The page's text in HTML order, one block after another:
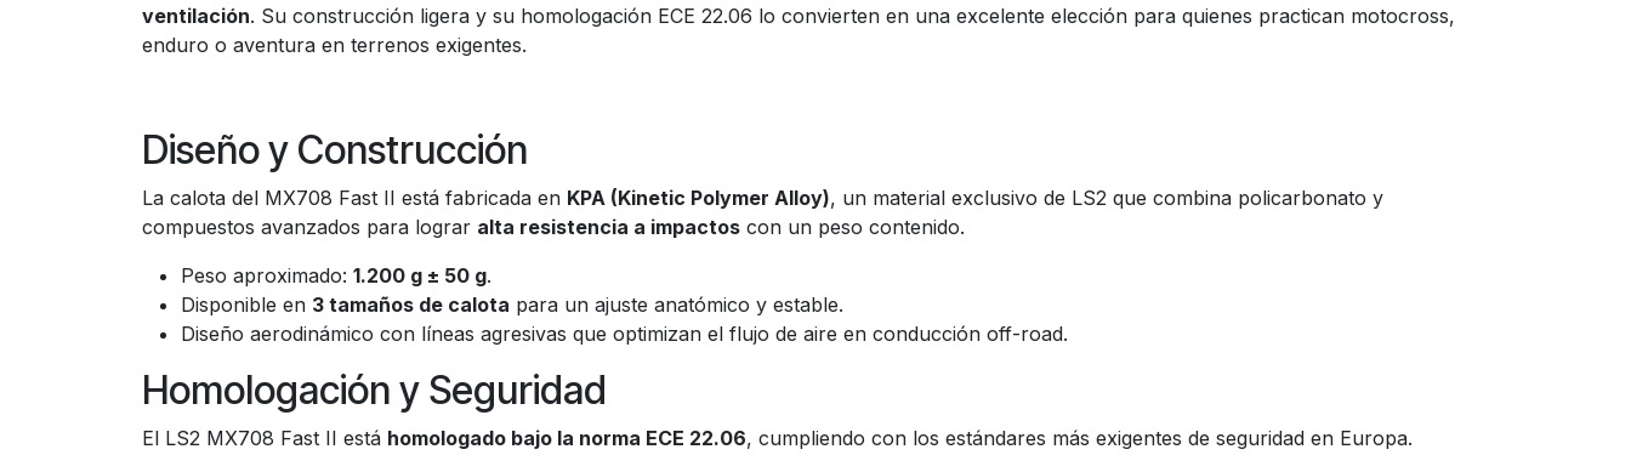
ventilación. Su construcción ligera y su homologación ECE 22.06 lo convierten en una excelente elección para quienes practican motocross,
enduro o aventura en terrenos exigentes.
Diseño y Construcción
La calota del MX708 Fast II está fabricada en KPA (Kinetic Polymer Alloy), un material exclusivo de LS2 que combina policarbonato y
compuestos avanzados para lograr alta resistencia a impactos con un peso contenido.
Peso aproximado: 1.200 g ± 50 g.
Disponible en 3 tamaños de calota para un ajuste anatómico y estable.
Diseño aerodinámico con líneas agresivas que optimizan el flujo de aire en conducción off-road.
Homologación y Seguridad
El LS2 MX708 Fast II está homologado bajo la norma ECE 22.06, cumpliendo con los estándares más exigentes de seguridad en Europa.